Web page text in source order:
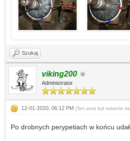
Szukaj
viking200
Administrator
12-01-2020, 06:12 PM (Ten post był ostatnio
Po drobnych perypetiach w końcu